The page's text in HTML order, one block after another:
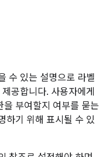
수 있는 설명으로 라벨
공합니다. 사용자에게
부여할지 여부를 묻는
하기 위해 표시될 수 있